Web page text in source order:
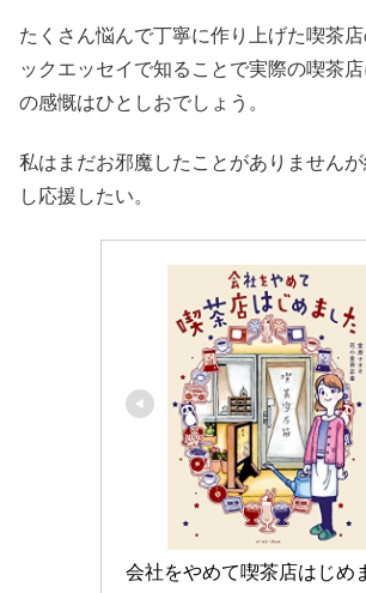
たくさん悩んで丁寧に作り上げた喫茶
ックエッセイで知ることで実際の喫茶
の感慨はひとしおでしょう。
私はまだお邪魔したことがありません
し応援したい。
会社をやめて喫茶店はじめ